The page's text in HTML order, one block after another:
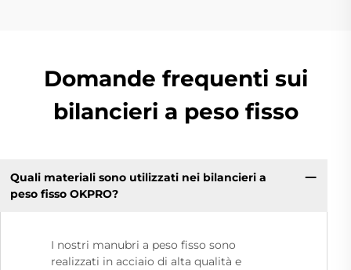
Domande frequenti sui
bilancieri a peso fisso
Quali materiali sono utilizzati nei bilancieri a
peso fisso OKPRO?
I nostri manubri a peso fisso sono
realizzati in acciaio di alta qualità e